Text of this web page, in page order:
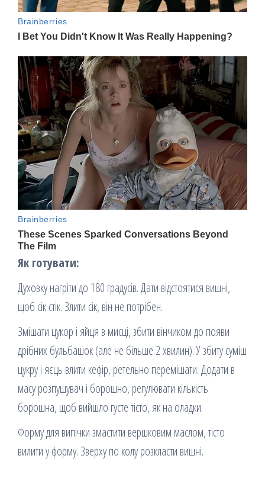
Як готувати:
Духовку нагріти до 180 градусів. Дати відстоятися вишні,
щоб сік стік. Злити сік, він не потрібен.
Змішати цукор і яйця в мисці, збити вінчиком до появи
дрібних бульбашок (але не більше 2 хвилин). У збиту суміш
цукру і яєць влити кефір, ретельно перемішати. Додати в
масу розпушувач і борошно, регулювати кількість
борошна, щоб вийшло густе тісто, як на оладки.
Форму для випічки змастити вершковим маслом, тісто
вилити у форму. Зверху по колу розкласти вишні.